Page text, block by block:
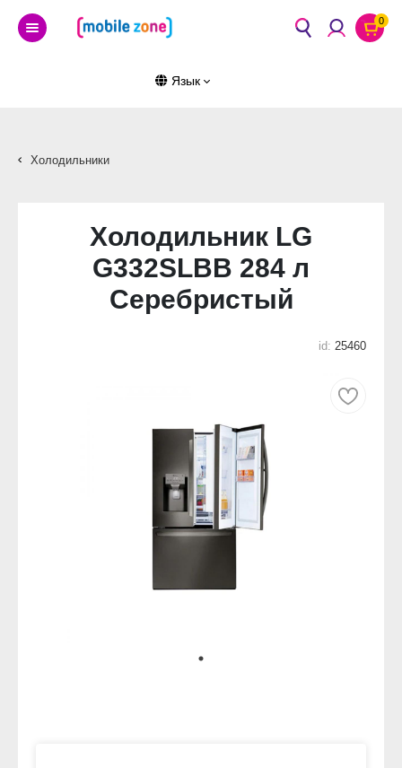
0
Язык
Холодильники
Холодильник LG
G332SLBB 284 л
Серебристый
id: 25460